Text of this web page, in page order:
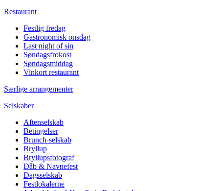
Restaurant
Festlig fredag
Gastronomisk onsdag
Last night of sin
Søndagsfrokost
Søndagsmiddag
Vinkort restaurant
Særlige arrangementer
Selskaber
Aftenselskab
Betingelser
Brunch-selskab
Bryllup
Bryllupsfotograf
Dåb & Navnefest
Dagsselskab
Festlokalerne